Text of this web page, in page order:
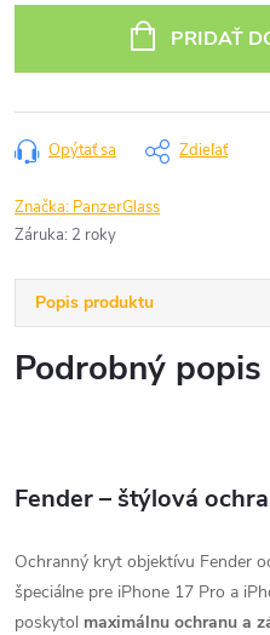
PRIDAŤ
Opýtať sa Zdieľať
Značka: PanzerGlass
Záruka: 2 roky
Popis produktu
Podrobný popis
Fender – štýlová
Ochranný kryt objektívu Fender
špeciálne pre iPhone 17 Pro a
poskytol maximálnu ochranu a